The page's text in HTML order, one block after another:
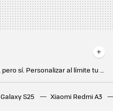
Samsung Wallet evoluciona y ahora es más como Bizum. La billetera de los Samsung Galaxy ahora podrá enviar dinero con un toque
Un joven de 19 años hackeó el iPhone, fue contratado por Apple y terminó despedido por no contestar a un correo
S25 Xiaomi Redmi A3